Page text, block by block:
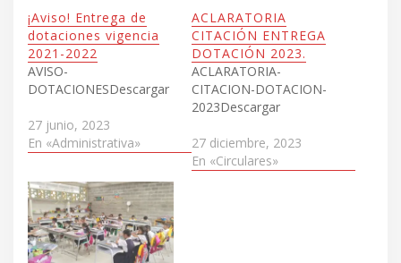
¡Aviso! Entrega de
dotaciones vigencia
2021-2022
AVISO-
DOTACIONESDescargar
27 junio, 2023
En «Administrativa»
ACLARATORIA
CITACIÓN ENTREGA
DOTACIÓN 2023.
ACLARATORIA-
CITACION-DOTACION-
2023Descargar
27 diciembre, 2023
En «Circulares»